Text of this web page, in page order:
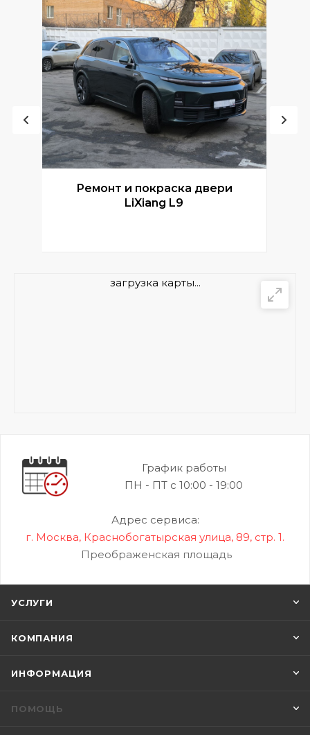
Ремонт и покраска двери
LiXiang L9
загрузка карты...
График работы
ПН - ПТ с 10:00 - 19:00
Адрес сервиса:
г. Москва, Краснобогатырская улица, 89, стр. 1.
Преображенская площадь
УСЛУГИ
КОМПАНИЯ
ИНФОРМАЦИЯ
ПОМОЩЬ